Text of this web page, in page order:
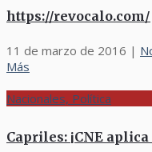
https://revocalo.com/
11 de marzo de 2016 |
Más
Nacionales, Política
Capriles: ¡CNE